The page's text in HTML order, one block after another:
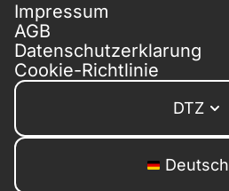
Impressum
AGB
Datenschutzerklarung
Cookie-Richtlinie
DTZ
Deutsch